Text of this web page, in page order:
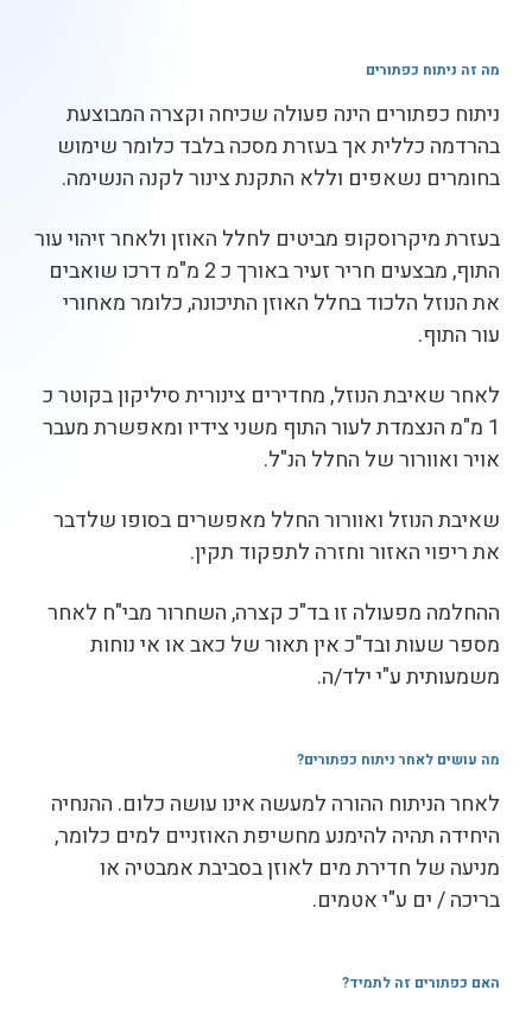
מה זה ניתוח כפתורים
ניתוח כפתורים הינה פעולה שכיחה וקצרה המבוצעת
בהרדמה כללית אך בעזרת מסכה בלבד כלומר שימוש
בחומרים נשאפים וללא התקנת צינור לקנה הנשימה.
בעזרת מיקרוסקופ מביטים לחלל האוזן ולאחר זיהוי עור
התוף, מבצעים חריר זעיר באורך כ 2 מ"מ דרכו שואבים
את הנוזל הלכוד בחלל האוזן התיכונה, כלומר מאחורי
עור התוף.
לאחר שאיבת הנוזל, מחדירים צינורית סיליקון בקוטר כ
1 מ"מ הנצמדת לעור התוף משני צידיו ומאפשרת מעבר
אויר ואוורור של החלל הנ"ל.
שאיבת הנוזל ואוורור החלל מאפשרים בסופו שלדבר
את ריפוי האזור וחזרה לתפקוד תקין.
ההחלמה מפעולה זו בד"כ קצרה, השחרור מבי"ח לאחר
מספר שעות ובד"כ אין תאור של כאב או אי נוחות
משמעותית ע"י ילד/ה.
מה עושים לאחר ניתוח כפתורים?
לאחר הניתוח ההורה למעשה אינו עושה כלום. ההנחיה
היחידה תהיה להימנע מחשיפת האוזניים למים כלומר,
מניעה של חדירת מים לאוזן בסביבת אמבטיה או
בריכה / ים ע"י אטמים.
האם כפתורים זה לתמיד?